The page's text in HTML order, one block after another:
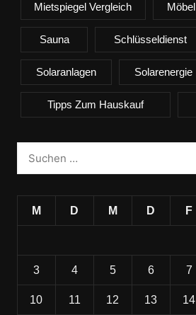
Mietspiegel Vergleich Möbel
Sauna Schlüsseldienst
Solaranlagen Solarenergie
Tipps Zum Hauskauf
M D M D F
3 4 5 6 7
10 11 12 13 14